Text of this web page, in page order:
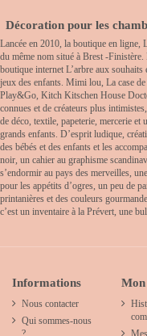
Décoration pour les
Lancée en 2010, la boutique en ligne,
du même nom situé à Brest -Finistère.
boutique internet L’arbre aux
jeux des enfants. Mimi lou, La case
Play&Go, Kitch Kitschen House
connues et de créateurs plus
de déco, textile, papeterie, mercerie
grands enfants. D’esprit ludique,
des bébés et des enfants et les
noir, un cahier au graphisme
s’endormir au pays des merveilles,
pour les appétits d’ogres, un peu de
printanières et des couleurs
c’est un inventaire à la Prévert, une
Informations
Nous contacter
Qui sommes-nous
?
Mon